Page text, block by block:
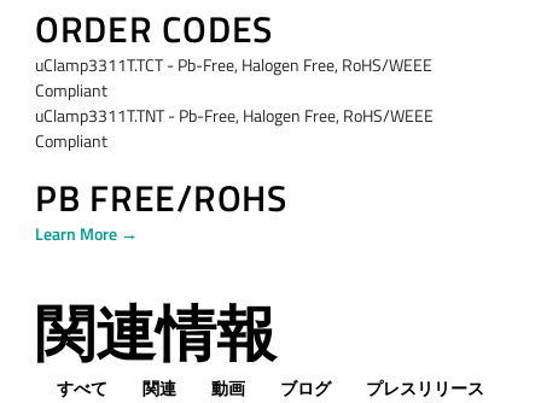
ORDER CODES
uClamp3311T.TCT - Pb-Free, Halogen Free, RoHS/WEEE
Compliant
uClamp3311T.TNT - Pb-Free, Halogen Free, RoHS/WEEE
Compliant
PB FREE/ROHS
Learn More →
関連情報
すべて 関連 動画 ブログ
プレスリリース